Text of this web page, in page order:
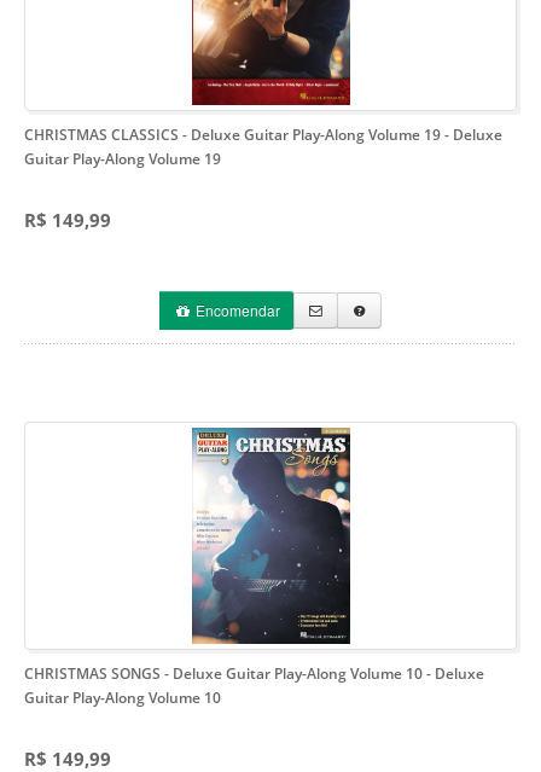
CHRISTMAS CLASSICS - Deluxe Guitar Play-Along Volume 19- Deluxe
Guitar Play-Along Volume 19
R$ 149,99
Encomendar
CHRISTMAS SONGS - Deluxe Guitar Play-Along Volume 10- Deluxe
Guitar Play-Along Volume 10
R$ 149,99